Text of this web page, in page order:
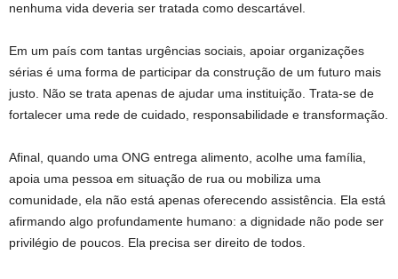
nenhuma vida deveria ser tratada como descartável.
Em um país com tantas urgências sociais, apoiar organizações
sérias é uma forma de participar da construção de um futuro mais
justo. Não se trata apenas de ajudar uma instituição. Trata-se de
fortalecer uma rede de cuidado, responsabilidade e transformação.
Afinal, quando uma ONG entrega alimento, acolhe uma família,
apoia uma pessoa em situação de rua ou mobiliza uma
comunidade, ela não está apenas oferecendo assistência. Ela está
afirmando algo profundamente humano: a dignidade não pode ser
privilégio de poucos. Ela precisa ser direito de todos.